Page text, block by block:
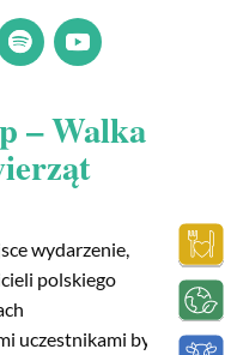
– Walka
wydarzenie,
polskiego
uczestnikami byli